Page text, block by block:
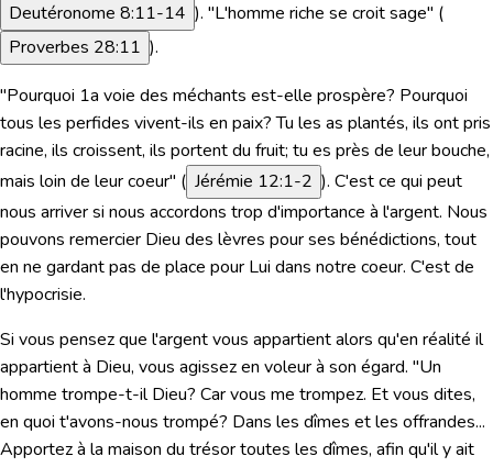
Deutéronome 8:11-14 ). "L'homme riche se croit sage" (
Proverbes 28:11 ).
"Pourquoi 1a voie des méchants est-elle prospère? Pourquoi
tous les perfides vivent-ils en paix? Tu les as plantés, ils ont pris
racine, ils croissent, ils portent du fruit; tu es près de leur bouche,
mais loin de leur coeur" ( Jérémie 12:1-2 ). C'est ce qui peut
nous arriver si nous accordons trop d'importance à l'argent. Nous
pouvons remercier Dieu des lèvres pour ses bénédictions, tout
en ne gardant pas de place pour Lui dans notre coeur. C'est de
l'hypocrisie.
Si vous pensez que l'argent vous appartient alors qu'en réalité il
appartient à Dieu, vous agissez en voleur à son égard. "Un
homme trompe-t-il Dieu? Car vous me trompez. Et vous dites,
en quoi t'avons-nous trompé? Dans les dîmes et les offrandes...
Apportez à la maison du trésor toutes les dîmes, afin qu'il y ait